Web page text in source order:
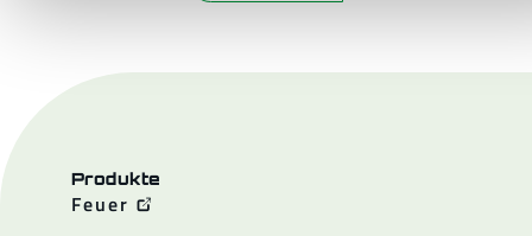
Produkte
Feuer